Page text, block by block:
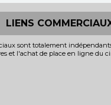
LIENS
sont totalement
et l'achat de place en ligne du